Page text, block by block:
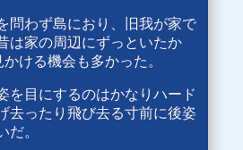
問わず島におり、旧我が家で
は家の周辺にずっといたか
ける機会も多かった。
を目にするのはかなりハード
去ったり飛び去る寸前に後姿
だ。